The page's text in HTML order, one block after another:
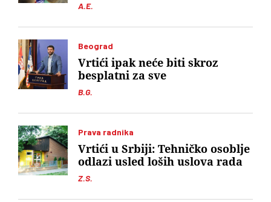
A.E.
Beograd
B.G.
Vrtići ipak neće biti skroz
besplatni za sve
Prava radnika
Z.S.
Vrtići u Srbiji: Tehničko osoblje
odlazi usled loših uslova rada